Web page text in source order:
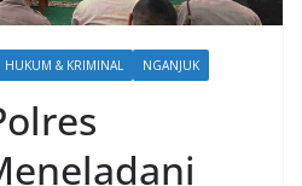
HUKUM & KRIMINAL NGANJUK